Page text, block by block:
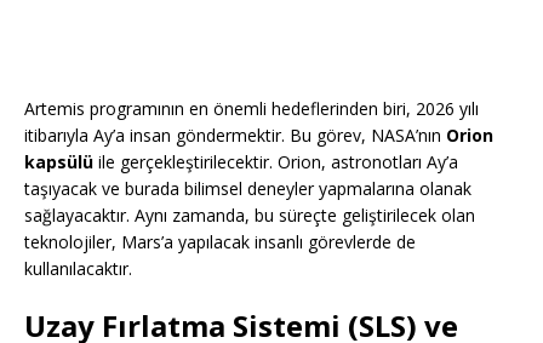
Artemis programının en önemli hedeflerinden biri, 2026 yılı
itibarıyla Ay’a insan göndermektir. Bu görev, NASA’nın Orion
kapsülü ile gerçekleştirilecektir. Orion, astronotları Ay’a
taşıyacak ve burada bilimsel deneyler yapmalarına olanak
sağlayacaktır. Aynı zamanda, bu süreçte geliştirilecek olan
teknolojiler, Mars’a yapılacak insanlı görevlerde de
kullanılacaktır.
Uzay Fırlatma Sistemi (SLS) ve